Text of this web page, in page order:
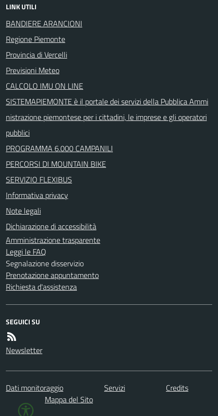
LINK UTILI
BANDIERE ARANCIONI
Regione Piemonte
Provincia di Vercelli
Previsioni Meteo
CALCOLO IMU ON LINE
SISTEMAPIEMONTE è il portale dei servizi della Pubblica Ammi
nistrazione piemontese per i cittadini, le imprese e gli operatori
pubblici
PROGRAMMA 6.000 CAMPANILI
PERCORSI DI MOUNTAIN BIKE
SERVIZIO FLEXIBUS
Informativa privacy
Note legali
Dichiarazione di accessibilità
Amministrazione trasparente
Leggi le FAQ
Segnalazione disservizio
Prenotazione appuntamento
Richiesta d'assistenza
SEGUICI SU
Newsletter
Dati monitoraggio Servizi
Credits
Mappa del Sito